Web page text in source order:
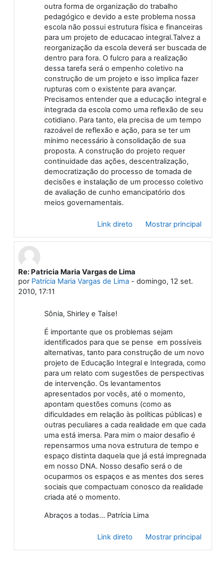
outra forma de organização do trabalho
pedagógico e devido a este problema nossa
escola não possui estrutura física e financeiras
para um projeto de educacao integral.Talvez a
reorganização da escola deverá ser buscada de
dentro para fora. O fulcro para a realização
dessa tarefa será o empenho coletivo na
construção de um projeto e isso implica fazer
rupturas com o existente para avançar.
Precisamos entender que a educação integral e
integrada da escola como uma reflexão de seu
cotidiano. Para tanto, ela precisa de um tempo
razoável de reflexão e ação, para se ter um
mínimo necessário à consolidação de sua
proposta. A construção do projeto requer
continuidade das ações, descentralização,
democratização do processo de tomada de
decisões e instalação de um processo coletivo
de avaliação de cunho emancipatório dos
meios governamentais.
Link direto Mostrar principal
Em resposta à Primeiro post
Re: Patricia Maria Vargas de Lima
por Patrícia Maria Vargas de Lima -domingo, 12 set.
2010, 17:11
Sônia, Shirley e Taíse!
É importante que os problemas sejam
identificados para que se pense em possíveis
alternativas, tanto para construção de um novo
projeto de Educação Integral e Integrada, como
para um relato com sugestões de perspectivas
de intervenção. Os levantamentos
apresentados por vocês, até o momento,
apontam questões comuns (como as
dificuldades em relação às políticas públicas) e
outras peculiares a cada realidade em que cada
uma está imersa. Para mim o maior desafio é
repensarmos uma nova estrutura de tempo e
espaço distinta daquela que já está impregnada
em nosso DNA. Nosso desafio será o de
ocuparmos os espaços e as mentes dos seres
sociais que compactuam conosco da realidade
criada até o momento.
Abraços a todas... Patrícia Lima
Link direto Mostrar principal